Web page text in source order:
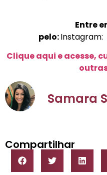
Entre
pelo:Instagram:
Clique aqui e acesse,
Samara
Compartilhar